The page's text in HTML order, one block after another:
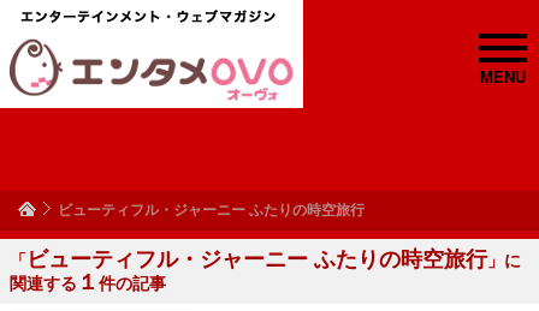
MENU
ビューティフル・ジャーニー ふたりの時空旅行
「 ビューティフル・ジャーニー ふたりの時空旅行」に
関連する １ 件の記事